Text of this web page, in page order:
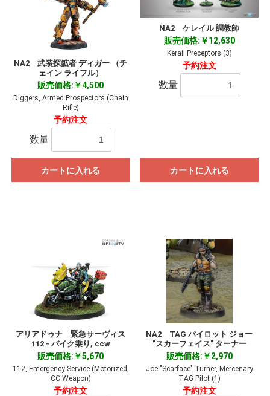
NA2 武装探鉱者 ディガー （チ
ェイン ライフル）
販売価格:￥4,500
Diggers, Armed Prospectors (Chain
Rifle)
予約注文
数量
カートに入れる
NA2 ケレイル 調教師
販売価格:￥12,630
Kerail Preceptors (3)
予約注文
数量
カートに入れる
アリアドゥナ 緊急サーヴィス
112 - バイク乗り, ccw
販売価格:￥5,670
112, Emergency Service (Motorized,
CC Weapon)
予約注文
NA2 TAG パイロット ジョー
"スカーフェイス" ターナー
販売価格:￥2,970
Joe "Scarface" Turner, Mercenary
TAG Pilot (1)
予約注文